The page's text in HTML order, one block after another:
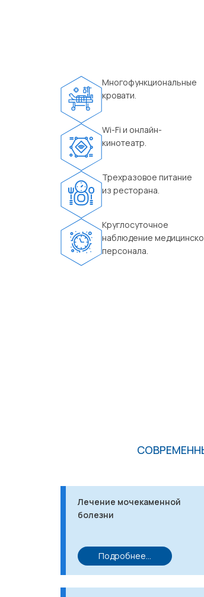
Многофункциональные
кровати.
Wi-Fi и онлайн-
кинотеатр.
Трехразовое питание
из ресторана.
Круглосуточное
наблюдение
персонала.
Лечение мочекаменной
болезни
Подробнее...